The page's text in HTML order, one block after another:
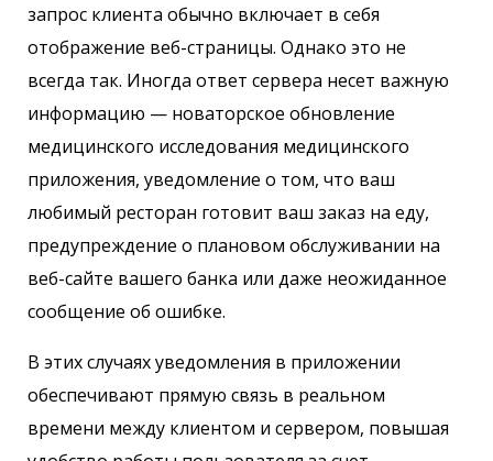
запрос клиента обычно включает в себя
отображение веб-страницы. Однако это не
всегда так. Иногда ответ сервера несет важную
информацию — новаторское обновление
медицинского исследования медицинского
приложения, уведомление о том, что ваш
любимый ресторан готовит ваш заказ на еду,
предупреждение о плановом обслуживании на
веб-сайте вашего банка или даже неожиданное
сообщение об ошибке.
В этих случаях уведомления в приложении
обеспечивают прямую связь в реальном
времени между клиентом и сервером, повышая